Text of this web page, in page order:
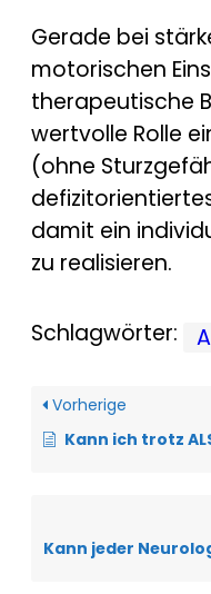
Gerade bei
motorischen
therapeutische
wertvolle Rolle
(ohne
damit ein
zu realisieren.
Schlagwörter:
Vorherige
Kann ich trotz
Kann jeder